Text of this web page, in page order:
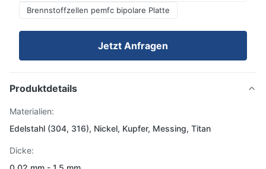
Brennstoffzellen pemfc bipolare Platte
Jetzt Anfragen
Produktdetails
Materialien:
Edelstahl (304, 316), Nickel, Kupfer, Messing, Titan
Dicke: